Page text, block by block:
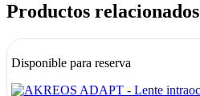
Productos relacionados
Disponible para reserva